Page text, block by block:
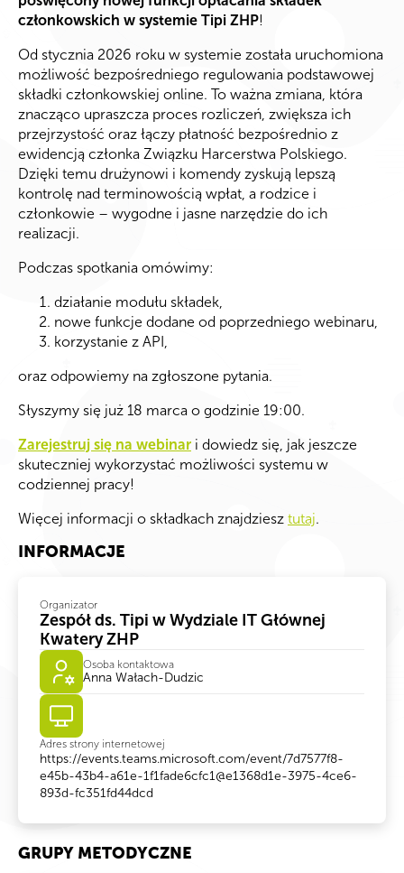
członkowskich w systemie Tipi ZHP!
Od stycznia 2026 roku w systemie została uruchomiona
możliwość bezpośredniego regulowania podstawowej
składki członkowskiej online. To ważna zmiana, która
znacząco upraszcza proces rozliczeń, zwiększa ich
przejrzystość oraz łączy płatność bezpośrednio z
ewidencją członka Związku Harcerstwa Polskiego.
Dzięki temu drużynowi i komendy zyskują lepszą
kontrolę nad terminowością wpłat, a rodzice i
członkowie – wygodne i jasne narzędzie do ich
realizacji.
Podczas spotkania omówimy:
działanie modułu składek,
nowe funkcje dodane od poprzedniego webinaru,
korzystanie z API,
oraz odpowiemy na zgłoszone pytania.
Słyszymy się już 18 marca o godzinie 19:00.
Zarejestruj się na webinar i dowiedz się, jak jeszcze
skuteczniej wykorzystać możliwości systemu w
codziennej pracy!
Więcej informacji o składkach znajdziesz tutaj.
INFORMACJE
Organizator
Zespół ds. Tipi w Wydziale IT Głównej
Kwatery ZHP
Osoba kontaktowa
Anna Wałach-Dudzic
Adres strony internetowej
https://events.teams.microsoft.com/event/7d7577f8-
e45b-43b4-a61e-1f1fade6cfc1@e1368d1e-3975-4ce6-
893d-fc351fd44dcd
GRUPY METODYCZNE